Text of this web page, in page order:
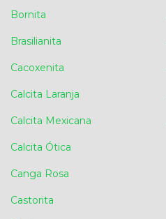
Bornita
Brasilianita
Cacoxenita
Calcita Laranja
Calcita Mexicana
Calcita Ótica
Canga Rosa
Castorita